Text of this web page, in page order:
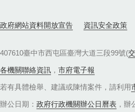
政府網站資料開放宣告 資訊安全政策
407610臺中市西屯區臺灣大道三段99號(
各機關聯絡資訊 ， 市府電子報
若有具體檢舉、建議或陳情案件，請利用
辦公日期： 政府行政機關辦公日曆表 ，